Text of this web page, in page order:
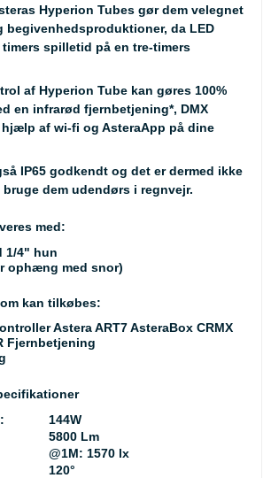
Hyperion Tubes gør dem velegnet
begivenhedsproduktioner, da LED
spilletid på en tre-timers
af Hyperion Tube kan gøres 100%
en infrarød fjernbetjening*, DMX
af wi-fi og AsteraApp på dine
IP65 godkendt og det er dermed ikke
dem udendørs i regnvejr.
med:
1/4" hun
ophæng med snor)
kan tilkøbes:
Astera ART7 AsteraBox CRMX
Fjernbetjening
144W
5800 Lm
@1M: 1570 lx
120°